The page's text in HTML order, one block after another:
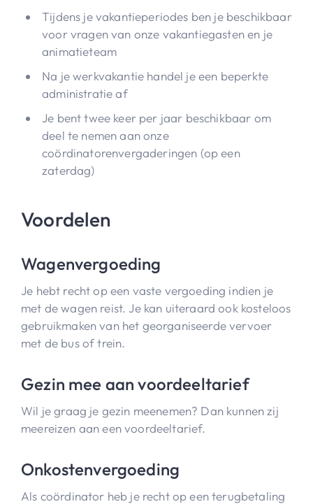
Tijdens je vakantieperiodes ben je beschikbaar
voor vragen van onze vakantiegasten en je
animatieteam
Na je werkvakantie handel je een beperkte
administratie af
Je bent twee keer per jaar beschikbaar om
deel te nemen aan onze
coördinatorenvergaderingen (op een
zaterdag)
Voordelen
Wagenvergoeding
Je hebt recht op een vaste vergoeding indien je
met de wagen reist. Je kan uiteraard ook kosteloos
gebruikmaken van het georganiseerde vervoer
met de bus of trein.
Gezin mee aan voordeeltarief
Wil je graag je gezin meenemen? Dan kunnen zij
meereizen aan een voordeeltarief.
Onkostenvergoeding
Als coördinator heb je recht op een terugbetaling